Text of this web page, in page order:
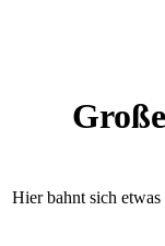
Hier bahnt sich